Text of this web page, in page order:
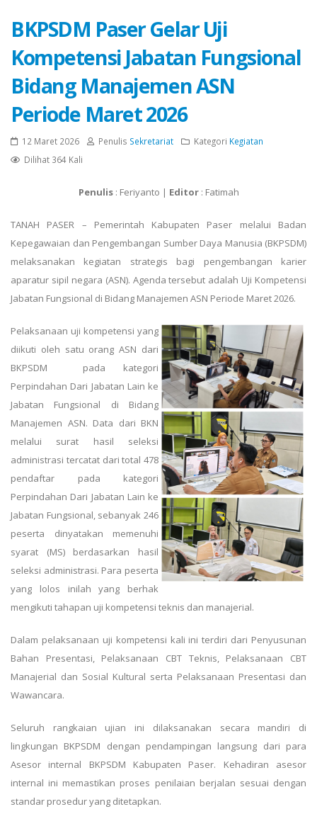
BKPSDM Paser Gelar Uji
Kompetensi Jabatan Fungsional
Bidang Manajemen ASN
Periode Maret 2026
12 Maret 2026 Penulis Sekretariat Kategori Kegiatan
Dilihat 364 Kali
Penulis: Feriyanto | Editor: Fatimah
TANAH PASER – Pemerintah Kabupaten Paser melalui Badan
Kepegawaian dan Pengembangan Sumber Daya Manusia (BKPSDM)
melaksanakan kegiatan strategis bagi pengembangan karier
aparatur sipil negara (ASN). Agenda tersebut adalah Uji Kompetensi
Jabatan Fungsional di Bidang Manajemen ASN Periode Maret 2026.
Pelaksanaan uji kompetensi yang
diikuti oleh satu orang ASN dari
BKPSDM
pada kategori
Perpindahan Dari Jabatan Lain ke
Jabatan Fungsional di Bidang
Manajemen ASN. Data dari BKN
melalui surat hasil seleksi
administrasi tercatat dari total 478
pendaftar pada kategori
Perpindahan Dari Jabatan Lain ke
Jabatan Fungsional, sebanyak 246
peserta dinyatakan memenuhi
syarat (MS) berdasarkan hasil
seleksi administrasi. Para peserta
yang lolos inilah yang berhak
mengikuti tahapan uji kompetensi teknis dan manajerial.
Dalam pelaksanaan uji kompetensi kali ini terdiri dari Penyusunan
Bahan Presentasi, Pelaksanaan CBT Teknis, Pelaksanaan CBT
Manajerial dan Sosial Kultural serta Pelaksanaan Presentasi dan
Wawancara.
Seluruh rangkaian ujian ini dilaksanakan secara mandiri di
lingkungan BKPSDM dengan pendampingan langsung dari para
Asesor internal BKPSDM Kabupaten Paser. Kehadiran asesor
internal ini memastikan proses penilaian berjalan sesuai dengan
standar prosedur yang ditetapkan.